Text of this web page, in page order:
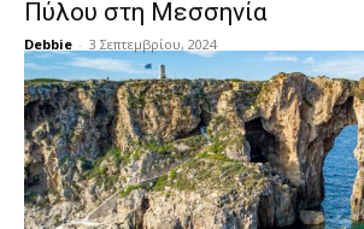
Πύλου στη Μεσσηνία
Debbie - 3 Σεπτεμβρίου, 2024